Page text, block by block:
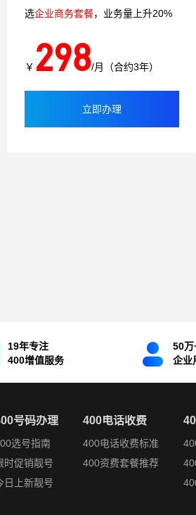
选企业商务套餐，业务量上升20%
￥ 298/月（合约3年）
立即办理
19年专注
400增值服务
50万
企业
号码办理
选号指南
时促销靓号
日上新靓号
400电话收费
400电话收费标准
400资费套餐推荐